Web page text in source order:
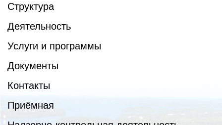
Структура
Деятельность
Услуги и программы
Документы
Контакты
Приёмная